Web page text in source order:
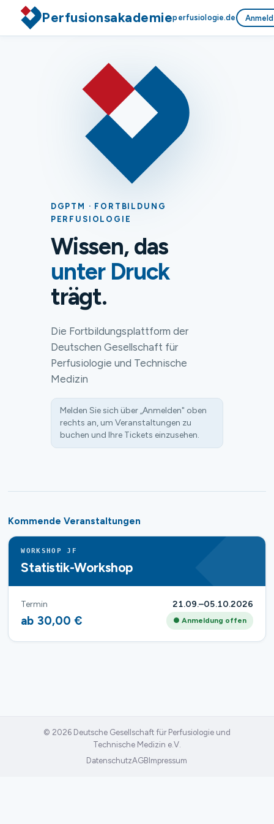
Perfusionsakademieperfusiologie.de
DGPTM · FORTBILDUNG
PERFUSIOLOGIE
Wissen, das
unter Druck
trägt.
Die Fortbildungsplattform der
Deutschen Gesellschaft für
Perfusiologie und Technische
Medizin
Melden Sie sich über „Anmelden" oben
rechts an, um Veranstaltungen zu
buchen und Ihre Tickets einzusehen.
Kommende Veranstaltungen
WORKSHOP JF
Statistik-Workshop
Termin 21.09.–05.10.2026
ab 30,00 € ● Anmeldung offen
© 2026 Deutsche Gesellschaft für Perfusiologie und
Technische Medizin e.V.
DatenschutzAGB Impressum